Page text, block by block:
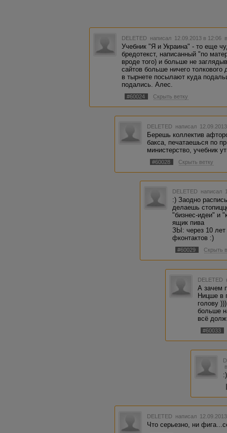
DELETED написал 12.09.2013 в 12:06
Учебник "Я и Украина" - то еще
бредотекст, написанный "по
вроде того) и больше не
сайтов больше ничего
в тырнете посылают куда
подались. Алес.
#60024 Скрыть ветку
DELETED написал
Берешь коллектив
бакса, печатаешься по
министерство, учебник
#60028 Скрыть ветку
DELETED написал
:) Заодно
делаешь
"бизнес-идеи" и
ящик пива
ЗЫ: через 10 лет
фконтактов :)
#60029 Скрыть
DELETED
А зачем
Ницше в
голову
больше
всё
#60033
:)
DELETED написал
Что серьезно, ни